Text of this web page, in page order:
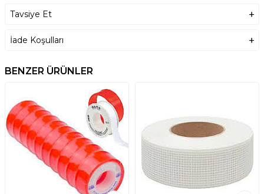
Tavsiye Et
İade Koşulları
BENZER ÜRÜNLER